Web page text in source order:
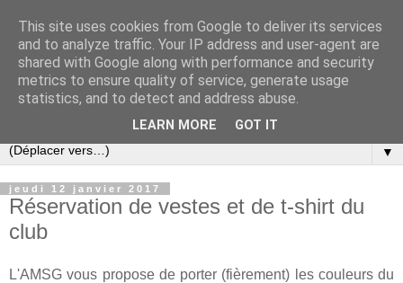
▼
jeudi 12 janvier 2017
Réservation de vestes et de t-shirt du
club
L'AMSG vous propose de porter (fièrement) les couleurs du
This site uses cookies from Google to deliver its services
and to analyze traffic. Your IP address and user-agent are
shared with Google along with performance and security
metrics to ensure quality of service, generate usage
statistics, and to detect and address abuse.
LEARN MORE GOT IT